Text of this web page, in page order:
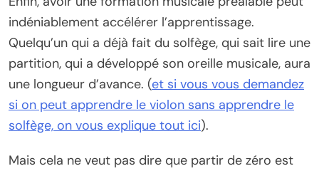
indéniablement accélérer l’apprentissage.
Quelqu’un qui a déjà fait du solfège, qui sait lire une
partition, qui a développé son oreille musicale, aura
une longueur d’avance. (et si vous vous demandez
si on peut apprendre le violon sans apprendre le
solfège, on vous explique tout ici).
Mais cela ne veut pas dire que partir de zéro est